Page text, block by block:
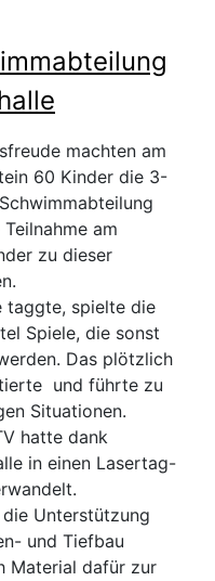
machten am
60 Kinder die 3-
am
zu dieser
taggte, spielte die
Spiele, die sonst
Das plötzlich
und führte zu
Situationen.
hatte dank
in einen Lasertag-
Unterstützung
und Tiefbau
Material dafür zur